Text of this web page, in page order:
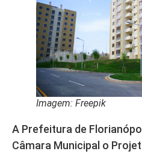
Imagem: Freepik
A Prefeitura de
Câmara Municipal o